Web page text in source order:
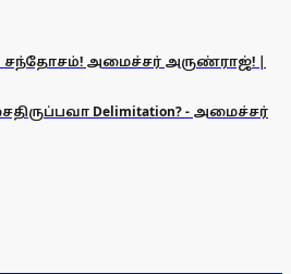
சந்தோசம்! அமைச்சர் அருண்ராஜ்! |
Delimitation? - அமைச்சர்